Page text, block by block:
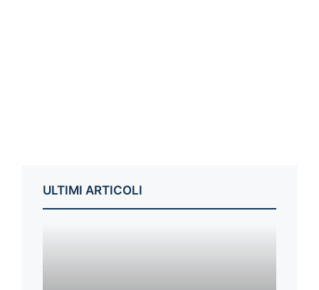
ULTIMI ARTICOLI